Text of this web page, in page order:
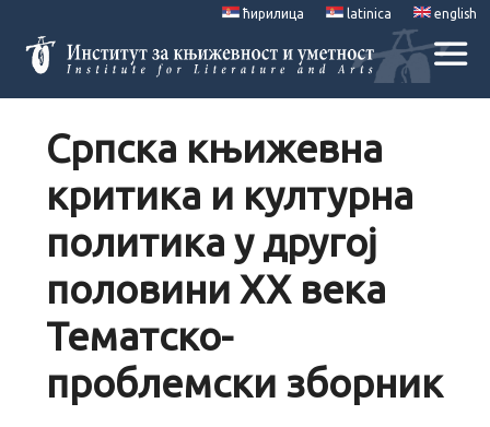
ћирилица latinica english
Српска књижевна
критика и културна
политика у другој
половини XX века
Тематско-
проблемски зборник